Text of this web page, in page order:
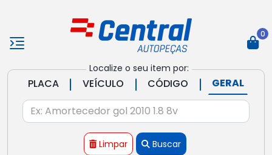
Localize o seu item por:
PLACA | VEÍCULO | CÓDIGO | GERAL
Limpar Buscar
0